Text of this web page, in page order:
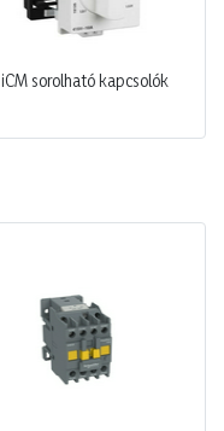
iCM sorolható kapcsolók